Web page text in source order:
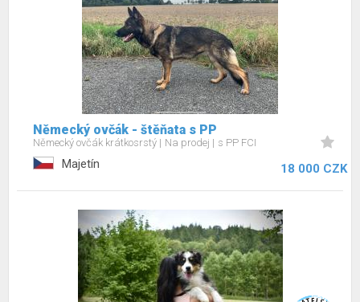
Německý ovčák - štěňata s PP
Německý ovčák krátkosrstý Na prodej s PP FCI
Majetín 18 000 CZK